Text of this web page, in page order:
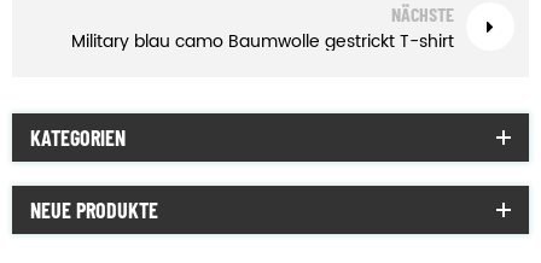
NÄCHSTE
Military blau camo Baumwolle gestrickt T-shirt
KATEGORIEN
NEUE PRODUKTE